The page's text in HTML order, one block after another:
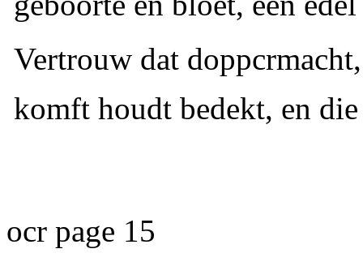
Vertrouw dat
komft houdt bedekt, en
ocr page 15